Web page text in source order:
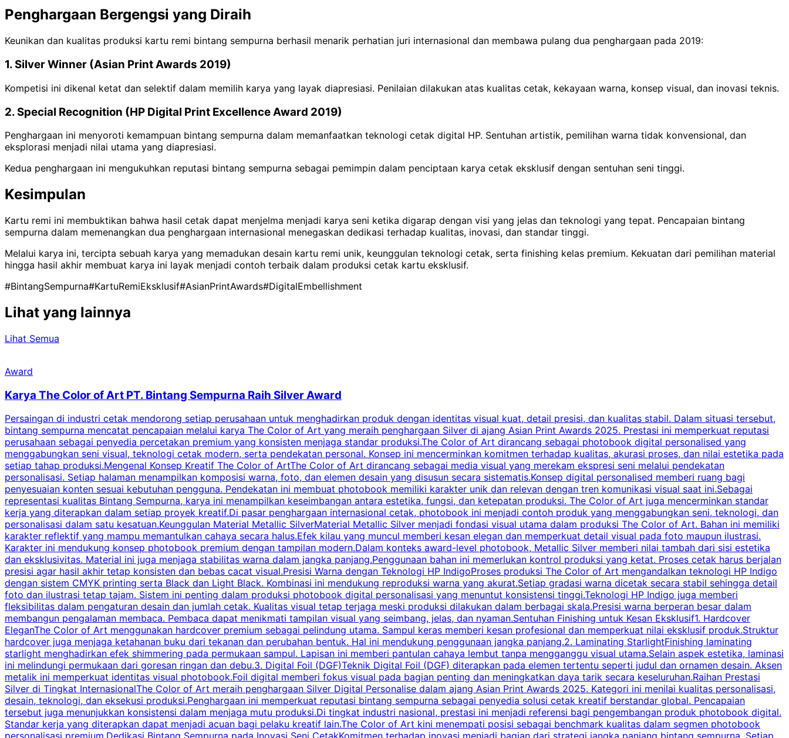
Penghargaan Bergengsi yang Diraih
Keunikan dan kualitas produksi kartu remi bintang sempurna berhasil menarik perhatian juri internasional dan membawa pulang dua penghargaan pada 2019:
1. Silver Winner (Asian Print Awards 2019)
Kompetisi ini dikenal ketat dan selektif dalam memilih karya yang layak diapresiasi. Penilaian dilakukan atas kualitas cetak, kekayaan warna, konsep visual, dan inovasi teknis.
2. Special Recognition (HP Digital Print Excellence Award 2019)
Penghargaan ini menyoroti kemampuan bintang sempurna dalam memanfaatkan teknologi cetak digital HP. Sentuhan artistik, pemilihan warna tidak konvensional, dan
eksplorasi menjadi nilai utama yang diapresiasi.
Kedua penghargaan ini mengukuhkan reputasi bintang sempurna sebagai pemimpin dalam penciptaan karya cetak eksklusif dengan sentuhan seni tinggi.
Kesimpulan
Kartu remi ini membuktikan bahwa hasil cetak dapat menjelma menjadi karya seni ketika digarap dengan visi yang jelas dan teknologi yang tepat. Pencapaian bintang
sempurna dalam memenangkan dua penghargaan internasional menegaskan dedikasi terhadap kualitas, inovasi, dan standar tinggi.
Melalui karya ini, tercipta sebuah karya yang memadukan desain kartu remi unik, keunggulan teknologi cetak, serta finishing kelas premium. Kekuatan dari pemilihan material
hingga hasil akhir membuat karya ini layak menjadi contoh terbaik dalam produksi cetak kartu eksklusif.
#BintangSempurna#KartuRemiEksklusif#AsianPrintAwards#DigitalEmbellishment
Lihat yang lainnya
Lihat Semua
Award
Karya The Color of Art PT. Bintang Sempurna Raih Silver Award
Persaingan di industri cetak mendorong setiap perusahaan untuk menghadirkan produk dengan identitas visual kuat, detail presisi, dan kualitas stabil. Dalam situasi tersebut,
bintang sempurna mencatat pencapaian melalui karya The Color of Art yang meraih penghargaan Silver di ajang Asian Print Awards 2025. Prestasi ini memperkuat reputasi
perusahaan sebagai penyedia percetakan premium yang konsisten menjaga standar produksi.The Color of Art dirancang sebagai photobook digital personalised yang
menggabungkan seni visual, teknologi cetak modern, serta pendekatan personal. Konsep ini mencerminkan komitmen terhadap kualitas, akurasi proses, dan nilai estetika pada
setiap tahap produksi.Mengenal Konsep Kreatif The Color of ArtThe Color of Art dirancang sebagai media visual yang merekam ekspresi seni melalui pendekatan
personalisasi. Setiap halaman menampilkan komposisi warna, foto, dan elemen desain yang disusun secara sistematis.Konsep digital personalised memberi ruang bagi
penyesuaian konten sesuai kebutuhan pengguna. Pendekatan ini membuat photobook memiliki karakter unik dan relevan dengan tren komunikasi visual saat ini.Sebagai
representasi kualitas Bintang Sempurna, karya ini menampilkan keseimbangan antara estetika, fungsi, dan ketepatan produksi. The Color of Art juga mencerminkan standar
kerja yang diterapkan dalam setiap proyek kreatif.Di pasar penghargaan internasional cetak, photobook ini menjadi contoh produk yang menggabungkan seni, teknologi, dan
personalisasi dalam satu kesatuan.Keunggulan Material Metallic SilverMaterial Metallic Silver menjadi fondasi visual utama dalam produksi The Color of Art. Bahan ini memiliki
karakter reflektif yang mampu memantulkan cahaya secara halus.Efek kilau yang muncul memberi kesan elegan dan memperkuat detail visual pada foto maupun ilustrasi.
Karakter ini mendukung konsep photobook premium dengan tampilan modern.Dalam konteks award-level photobook, Metallic Silver memberi nilai tambah dari sisi estetika
dan eksklusivitas. Material ini juga menjaga stabilitas warna dalam jangka panjang.Penggunaan bahan ini memerlukan kontrol produksi yang ketat. Proses cetak harus berjalan
presisi agar hasil akhir tetap konsisten dan bebas cacat visual.Presisi Warna dengan Teknologi HP IndigoProses produksi The Color of Art mengandalkan teknologi HP Indigo
dengan sistem CMYK printing serta Black dan Light Black. Kombinasi ini mendukung reproduksi warna yang akurat.Setiap gradasi warna dicetak secara stabil sehingga detail
foto dan ilustrasi tetap tajam. Sistem ini penting dalam produksi photobook digital personalisasi yang menuntut konsistensi tinggi.Teknologi HP Indigo juga memberi
fleksibilitas dalam pengaturan desain dan jumlah cetak. Kualitas visual tetap terjaga meski produksi dilakukan dalam berbagai skala.Presisi warna berperan besar dalam
membangun pengalaman membaca. Pembaca dapat menikmati tampilan visual yang seimbang, jelas, dan nyaman.Sentuhan Finishing untuk Kesan Eksklusif1. Hardcover
EleganThe Color of Art menggunakan hardcover premium sebagai pelindung utama. Sampul keras memberi kesan profesional dan memperkuat nilai eksklusif produk.Struktur
hardcover juga menjaga ketahanan buku dari tekanan dan perubahan bentuk. Hal ini mendukung penggunaan jangka panjang.2. Laminating StarlightFinishing laminating
starlight menghadirkan efek shimmering pada permukaan sampul. Lapisan ini memberi pantulan cahaya lembut tanpa mengganggu visual utama.Selain aspek estetika, laminasi
ini melindungi permukaan dari goresan ringan dan debu.3. Digital Foil (DGF)Teknik Digital Foil (DGF) diterapkan pada elemen tertentu seperti judul dan ornamen desain. Aksen
metalik ini memperkuat identitas visual photobook.Foil digital memberi fokus visual pada bagian penting dan meningkatkan daya tarik secara keseluruhan.Raihan Prestasi
Silver di Tingkat InternasionalThe Color of Art meraih penghargaan Silver Digital Personalise dalam ajang Asian Print Awards 2025. Kategori ini menilai kualitas personalisasi,
desain, teknologi, dan eksekusi produksi.Penghargaan ini memperkuat reputasi bintang sempurna sebagai penyedia solusi cetak kreatif berstandar global. Pencapaian
tersebut juga menunjukkan konsistensi dalam menjaga mutu produksi.Di tingkat industri nasional, prestasi ini menjadi referensi bagi pengembangan produk photobook digital.
Standar kerja yang diterapkan dapat menjadi acuan bagi pelaku kreatif lain.The Color of Art kini menempati posisi sebagai benchmark kualitas dalam segmen photobook